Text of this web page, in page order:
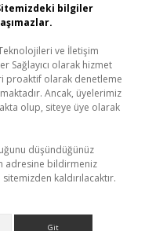
bilgiler
ve İletişim
Sağlayıcı olarak hizmet
proaktif olarak denetleme
Ancak, üyelerimiz
olup, siteye üye olarak
düşündüğünüz
adresine bildirmeniz
kaldırılacaktır.